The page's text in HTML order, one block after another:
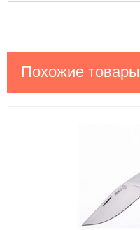
Похожие товары